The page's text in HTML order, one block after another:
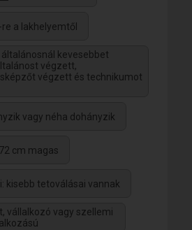
a lakhelyemtől
általánosnál kevesebbet
végzett,
végzett és technikumot
vagy néha dohányzik
cm magas
kisebb tetoválásai vannak
vállalkozó vagy szellemi